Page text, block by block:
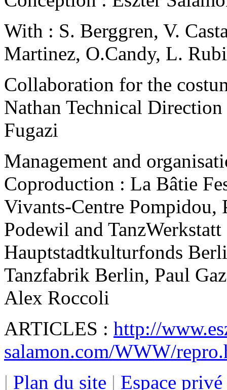
With : S. Berggren, V.
Martinez, O.Candy, L.
Collaboration for the
Nathan Technical
Fugazi
Management and
Coproduction : La Bâtie
Vivants-Centre Pompidou,
Podewil and
Hauptstadtkulturfonds
Tanzfabrik Berlin, Paul
Alex Roccoli
ARTICLES : http://
salamon.com/WWW/
| Plan du site | Espace privé